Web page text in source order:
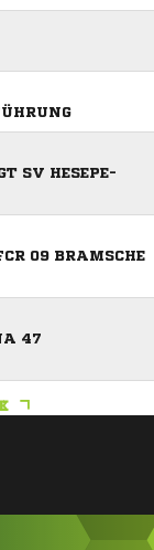
SV HESEPE-
09 BRAMSCHE
47